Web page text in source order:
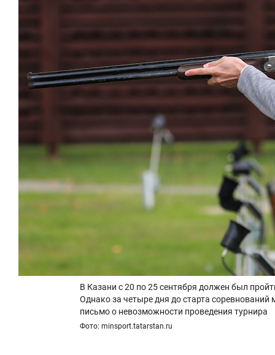
В Казани с 20 по 25 сентября должен был
Однако за четыре дня до старта соревнований
письмо о невозможности проведения турнира
Фото: minsport.tatarstan.ru